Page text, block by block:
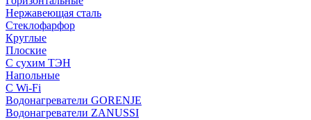
Нержавеющая сталь
Стеклофарфор
Круглые
Плоские
С сухим ТЭН
Напольные
С Wi-Fi
Водонагреватели GORENJE
Водонагреватели ZANUSSI